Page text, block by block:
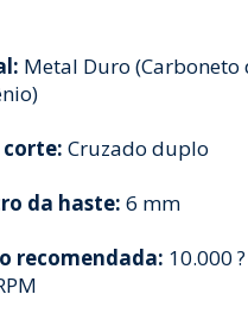
Metal Duro (Carboneto
corte: Cruzado duplo
da haste: 6 mm
recomendada: 10.000 ?